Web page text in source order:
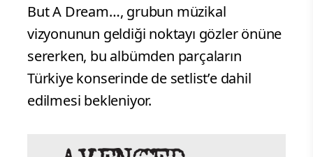
But A Dream…, grubun müzikal
vizyonunun geldiği noktayı gözler önüne
sererken, bu albümden parçaların
Türkiye konserinde de setlist’e dahil
edilmesi bekleniyor.